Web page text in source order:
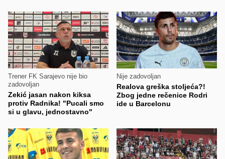
Trener FK Sarajevo nije bio
zadovoljan
Zekić jasan nakon kiksa
protiv Radnika! "Pucali smo
si u glavu, jednostavno"
Nije zadovoljan
Realova greška stoljeća?!
Zbog jedne rečenice Rodri
ide u Barcelonu